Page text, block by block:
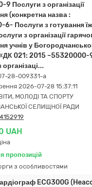
Послуги з організації
(конкретна назва :
Послуги з готування
з організації
учнів у
021: 2015 –55320000-
28-009331-a
2026-07-28 15:37:11
МОЛОДІ ТА СПОРТУ
СЕЛИЩНОЇ РАДИ
UAH
пропозицій
з особливостями
ECG300G